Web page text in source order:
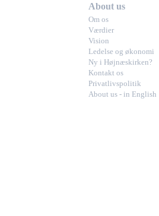
About us
Om os
Værdier
Vision
Ledelse og økonomi
Ny i Højnæskirken?
Kontakt os
Privatlivspolitik
About us - in English